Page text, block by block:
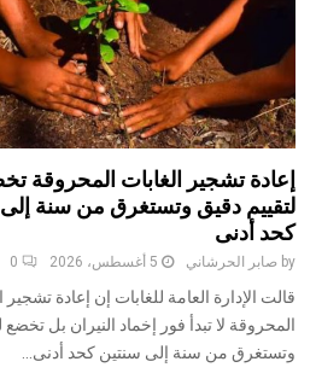
إعادة تشجير الغابات المحروقة
لتقييم دقيق وتستغرق من سنة
كحد أدنى
by صابر الحرشاني 5 أغسطس، 2026 0
قالت الإدارة العامة للغابات إن إعادة تشجير
المحروقة لا تبدأ فور إخماد النيران بل تخضع
وتستغرق من سنة إلى سنتين كحد أدنى...